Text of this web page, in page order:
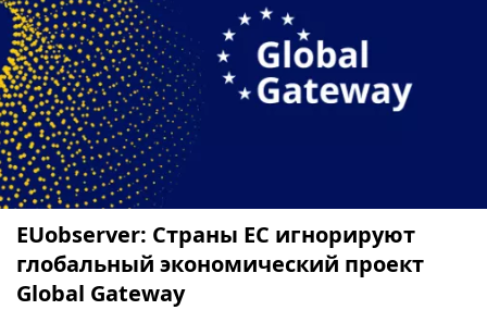
EUobserver: Страны ЕС игнорируют
глобальный экономический проект
Global Gateway